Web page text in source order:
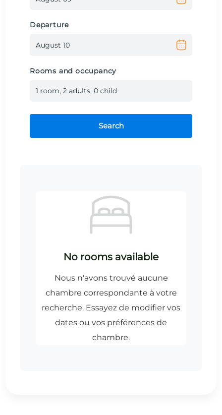
Departure
Rooms and occupancy
1 room, 2 adults, 0 child
Search